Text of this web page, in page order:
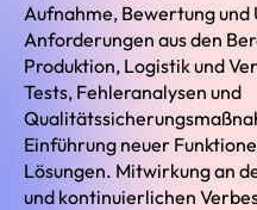
Aufnahme, Bewertung und
Anforderungen aus den
Produktion, Logistik und
Tests, Fehleranalysen und
Einführung neuer
Lösungen. Mitwirkung an
und kontinuierlichen